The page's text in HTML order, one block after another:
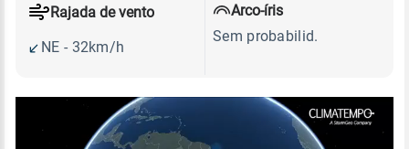
Rajada de vento
NE - 32km/h
Arco-íris
Sem probabilid.